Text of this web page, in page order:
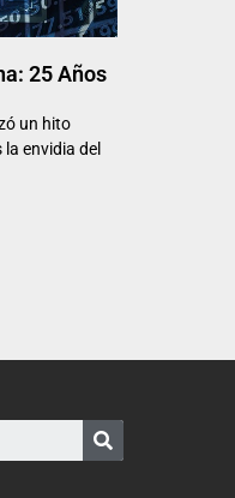
25 Años
un hito
envidia del